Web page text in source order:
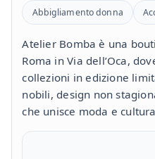
Abbigliamento donna
Atelier Bomba è una
Roma in Via dell’Oca,
collezioni in edizione
nobili, design non
che unisce moda e